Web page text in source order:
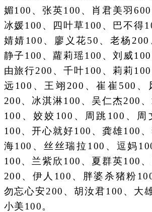
媚100、张英100、肖君美羽
冰媛100、四叶草100、巴不得
婧婧100、廖义花50、老杨200
静子100、蘿莉瑶100、刘威
由旅行200、千叶100、莉莉
远100、王翊200、崔崔500、
200、冰淇淋100、吴仁杰200
100、姣姣100、周跳100、周
100、开心就好100、龚雄100
海100、丝丝瑞拉100、逗妈
100、兰紫欣100、夏群英100
200、伊人100、胖婆杀猪粉
勿忘心安200、胡汝君100、大
小美100。